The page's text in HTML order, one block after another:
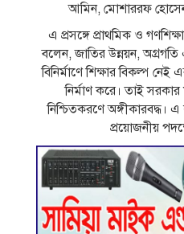
আমিন, মোশাররফ
এ প্রসঙ্গে প্রাথমিক ও
বলেন, জাতির উন্নয়ন,
বিনির্মাণে শিক্ষার বিকল্প নেই
নির্মাণ করে। তাই সরকার
নিশ্চিতকরণে অঙ্গীকারবদ্ধ।
প্রয়োজনীয়